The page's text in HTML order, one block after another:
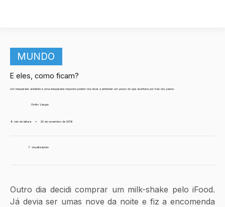
MUNDO
E eles, como ficam?
Um inesperado acidente e uma inesperada resposta podem nos levar a entender um pouco do que acontece por trás dos panos.
Ornito Vargas
8 min de leitura • 20 de novembro de 2019
7 visualizações
Outro dia decidi comprar um milk-shake pelo iFood.
Já devia ser umas nove da noite e fiz a encomenda